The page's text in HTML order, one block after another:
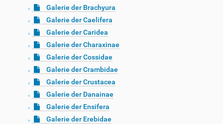
Galerie der Brachyura
Galerie der Caelifera
Galerie der Caridea
Galerie der Charaxinae
Galerie der Cossidae
Galerie der Crambidae
Galerie der Crustacea
Galerie der Danainae
Galerie der Ensifera
Galerie der Erebidae